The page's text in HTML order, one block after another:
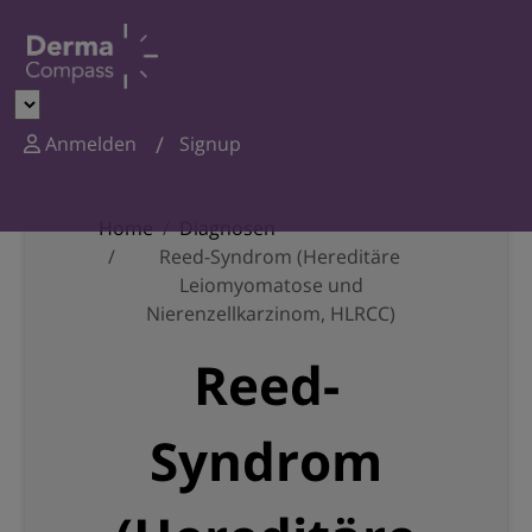
Anmelden Signup
Home
Diagnosen
Reed-Syndrom (Hereditäre
Leiomyomatose und
Nierenzellkarzinom, HLRCC)
Reed-
Syndrom